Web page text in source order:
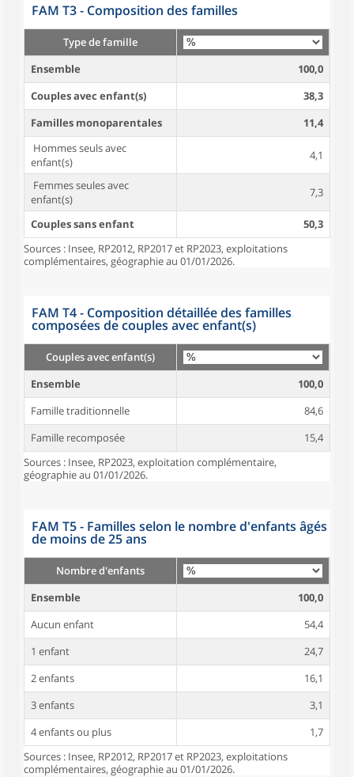
FAM T3 - Composition des familles
Type de famille
Ensemble
100,0
Couples avec enfant(s)
38,3
Familles monoparentales
11,4
Hommes seuls avec
enfant(s)
4,1
Femmes seules avec
enfant(s)
7,3
Couples sans enfant
50,3
Sources : Insee, RP2012, RP2017 et RP2023, exploitations
complémentaires, géographie au 01/01/2026.
FAM T4 - Composition détaillée des familles
composées de couples avec enfant(s)
Couples avec enfant(s)
Ensemble
100,0
Famille traditionnelle
84,6
Famille recomposée
15,4
Sources : Insee, RP2023, exploitation complémentaire,
géographie au 01/01/2026.
FAM T5 - Familles selon le nombre d'enfants âgés
de moins de 25 ans
Nombre d'enfants
Ensemble
100,0
Aucun enfant
54,4
1 enfant
24,7
2 enfants
16,1
3 enfants
3,1
4 enfants ou plus
1,7
Sources : Insee, RP2012, RP2017 et RP2023, exploitations
complémentaires, géographie au 01/01/2026.